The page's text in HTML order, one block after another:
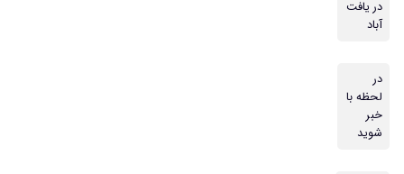
در یافت
آباد
در
لحظه با
خبر
شوید